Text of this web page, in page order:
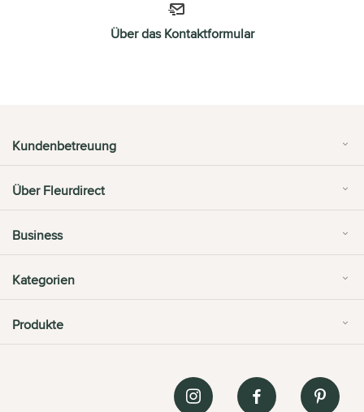
Über das Kontaktformular
Kundenbetreuung
Über Fleurdirect
Business
Kategorien
Produkte